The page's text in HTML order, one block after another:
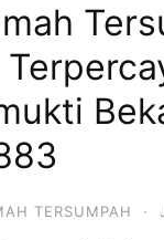
TERSUMPAH ·